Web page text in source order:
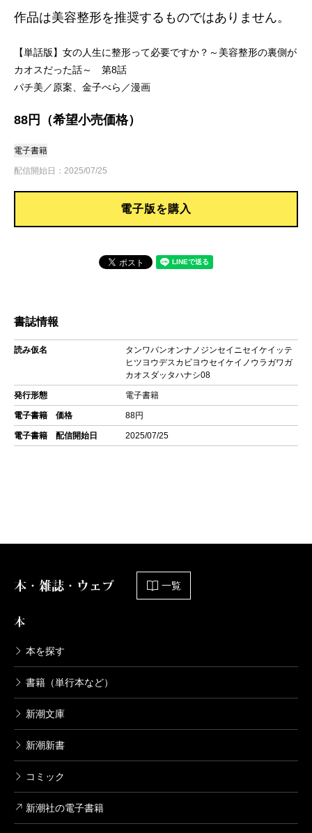
作品は美容整形を推奨するものではありません。
【単話版】女の人生に整形って必要ですか？～美容整形の裏側が
カオスだった話～ 第8話
パチ美／原案、金子べら／漫画
88円（希望小売価格）
電子書籍
配信開始日：2025/07/25
電子版を購入
書誌情報
読み仮名
タンワバンオンナノジンセイニセイケイッテ
ヒツヨウデスカビヨウセイケイノウラガワガ
カオスダッタハナシ08
発行形態 電子書籍
電子書籍 価格 88円
電子書籍 配信開始日 2025/07/25
本・雑誌・ウェブ 一覧
本
本を探す
書籍（単行本など）
新潮文庫
新潮新書
コミック
新潮社の電子書籍